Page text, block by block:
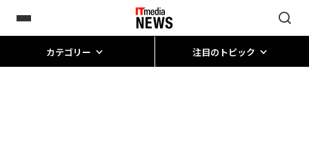
カテゴリー 注目のトピック